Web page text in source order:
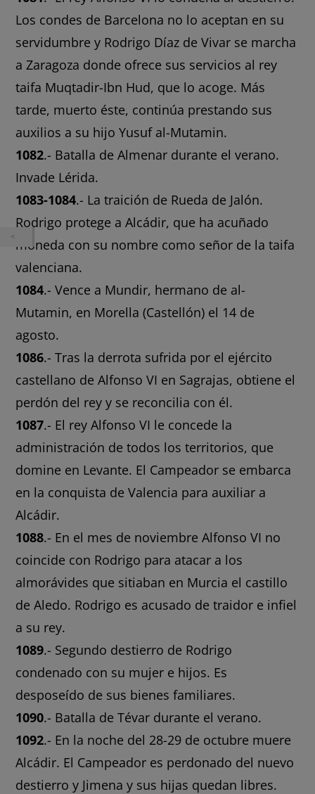
Los condes de Barcelona no lo aceptan en su
servidumbre y Rodrigo Díaz de Vivar se marcha
a Zaragoza donde ofrece sus servicios al rey
taifa Muqtadir-Ibn Hud, que lo acoge. Más
tarde, muerto éste, continúa prestando sus
auxilios a su hijo Yusuf al-Mutamin.
1082.- Batalla de Almenar durante el verano.
Invade Lérida.
1083-1084.- La traición de Rueda de Jalón.
Rodrigo protege a Alcádir, que ha acuñado
moneda con su nombre como señor de la taifa
valenciana.
1084.- Vence a Mundir, hermano de al-
Mutamin, en Morella (Castellón) el 14 de
agosto.
1086.- Tras la derrota sufrida por el ejército
castellano de Alfonso VI en Sagrajas, obtiene el
perdón del rey y se reconcilia con él.
1087.- El rey Alfonso VI le concede la
administración de todos los territorios, que
domine en Levante. El Campeador se embarca
en la conquista de Valencia para auxiliar a
Alcádir.
1088.- En el mes de noviembre Alfonso VI no
coincide con Rodrigo para atacar a los
almorávides que sitiaban en Murcia el castillo
de Aledo. Rodrigo es acusado de traidor e infiel
a su rey.
1089.- Segundo destierro de Rodrigo
condenado con su mujer e hijos. Es
desposeído de sus bienes familiares.
1090.- Batalla de Tévar durante el verano.
1092.- En la noche del 28-29 de octubre muere
Alcádir. El Campeador es perdonado del nuevo
destierro y Jimena y sus hijas quedan libres.